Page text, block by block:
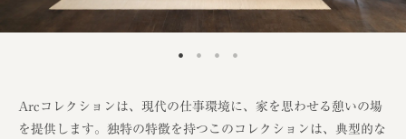
Arcコレクションは、現代の仕事環境に、家を思わせる憩いの場
を提供します。独特の特徴を持つこのコレクションは、典型的な